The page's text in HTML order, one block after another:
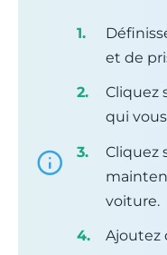
et de
Cliquez
qui
Cliquez
voiture.
Ajoutez